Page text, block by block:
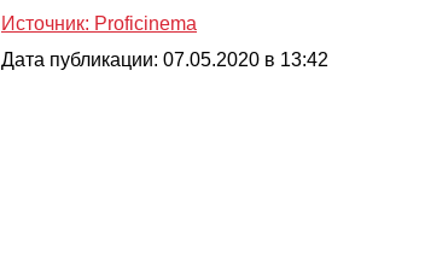
Источник: Proficinema
Дата публикации: 07.05.2020 в 13:42